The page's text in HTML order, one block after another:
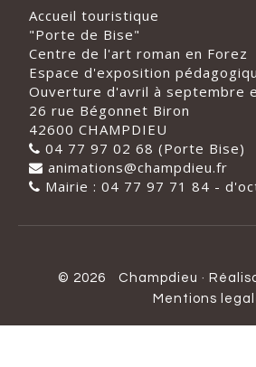
Accueil touristique
"Porte de Bise"
Centre de l'art roman en Forez
Espace d'exposition
Ouverture d'avril à septembre
26 rue Bégonnet Biron
42600 CHAMPDIEU
04 77 97 02 68 (Porte Bise)
animations@champdieu.fr
Mairie : 04 77 97 71 84 -
© 2026 Champdieu ·
Mentions